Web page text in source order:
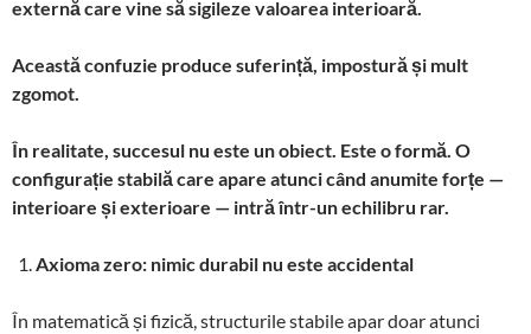
externă care vine să sigileze valoarea interioară.
Această confuzie produce suferință, impostură și mult
zgomot.
În realitate, succesul nu este un obiect. Este o formă. O
configurație stabilă care apare atunci când anumite forțe —
interioare și exterioare — intră într-un echilibru rar.
Axioma zero: nimic durabil nu este accidental
În matematică și fizică, structurile stabile apar doar atunci